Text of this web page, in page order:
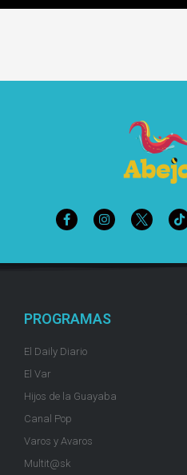
PROGRAMAS
El Daily Diario
El Var
Hijos de la Guayaba
Canal Pop
Varos y Avaros
Multit@sk